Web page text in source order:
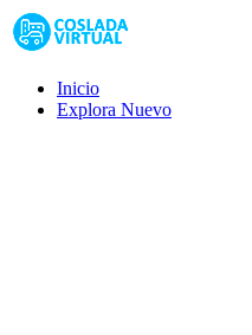
Inicio
Explora Nuevo